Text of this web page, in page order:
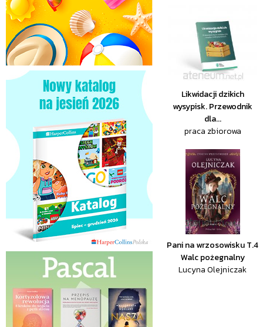
Likwidacji dzikich
wysypisk. Przewodnik
dla...
praca zbiorowa
Pani na wrzosowisku T.4
Walc pożegnalny
Lucyna Olejniczak